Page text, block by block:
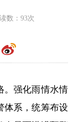
数： 93次
强化雨情水情
体系，统筹布设